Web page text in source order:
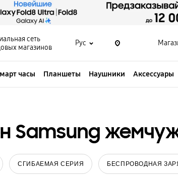
сеть
магазинов
Рус
часы Планшеты Наушники Аксессуары
Samsung
СГИБАЕМАЯ СЕРИЯ БЕСПРОВОДНАЯ